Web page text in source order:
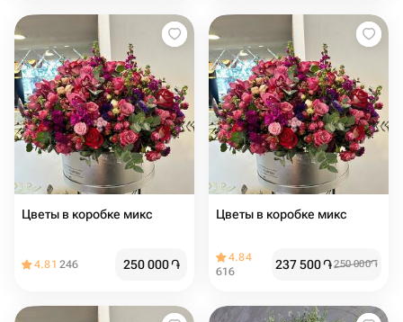
Цветы в коробке микс
4.81 246 250 000֏
Цветы в коробке микс
4.84
616
237 500֏250 000֏